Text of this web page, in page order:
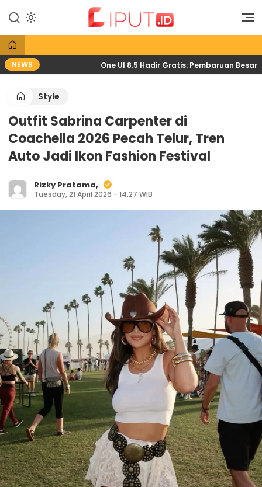
konten
Liput
Liputan Digital
NEWS
KTP One UI 8.5 Hadir Gratis: Pembaruan Besar
Style
Outfit Sabrina Carpenter di
Coachella 2026 Pecah Telur, Tren
Auto Jadi Ikon Fashion Festival
Rizky Pratama,
Tuesday, 21 April 2026 - 14:27 WIB